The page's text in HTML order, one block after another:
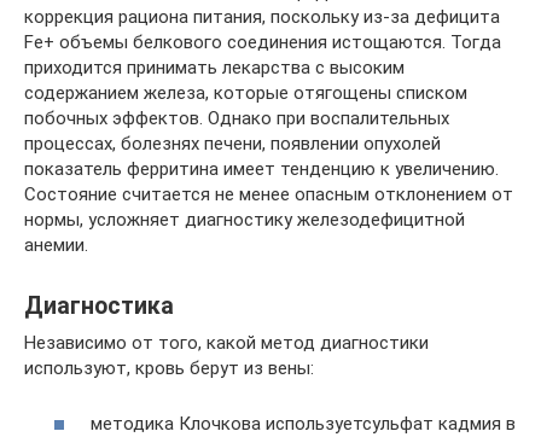
коррекция рациона питания, поскольку из-за дефицита
Fe+ объемы белкового соединения истощаются. Тогда
приходится принимать лекарства с высоким
содержанием железа, которые отягощены списком
побочных эффектов. Однако при воспалительных
процессах, болезнях печени, появлении опухолей
показатель ферритина имеет тенденцию к увеличению.
Состояние считается не менее опасным отклонением от
нормы, усложняет диагностику железодефицитной
анемии.
Диагностика
Независимо от того, какой метод диагностики
используют, кровь берут из вены:
методика Клочкова используетсульфат кадмия в